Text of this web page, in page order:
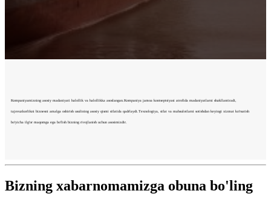
Kompaniyamizning asosiy madaniyati halollik va halollikka asoslangan.Kompaniya jamoa kontseptsiyasi atrofida madaniyatlarni shakllantiradi,
tajovuzkorlikni biznesni amalga oshirish usulining asosiy qismi sifatida qadrlaydi.Texnologiya, sifat va mahsulotlarni sotishdan keyingi xizmat ko'rsatish
bo'yicha ilg'or maqomga ega bo'lish bizning rivojlanish uchun asosimizdir.
Bizning xabarnomamizga obuna bo'ling